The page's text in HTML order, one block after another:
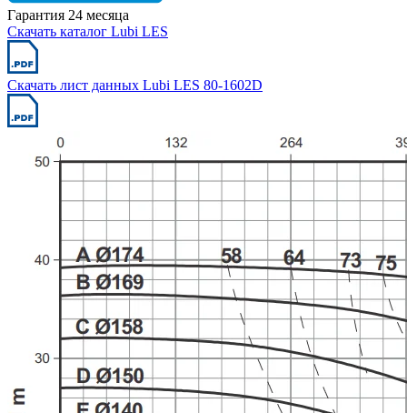
Гарантия 24 месяца
Скачать каталог Lubi LES
Скачать лист данных Lubi LES 80-1602D